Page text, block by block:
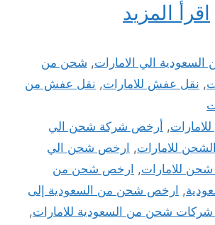
اقرأ المزيد
الي الامارات, شحن من
, نقل عفش للامارات, نقل عفش من
, أرخص شركة شحن الي
للامارات, ارخص شحن الي
للامارات, ارخص شحن من
, ارخص شحن من السعودية إلى
شحن من السعودية للامارات,